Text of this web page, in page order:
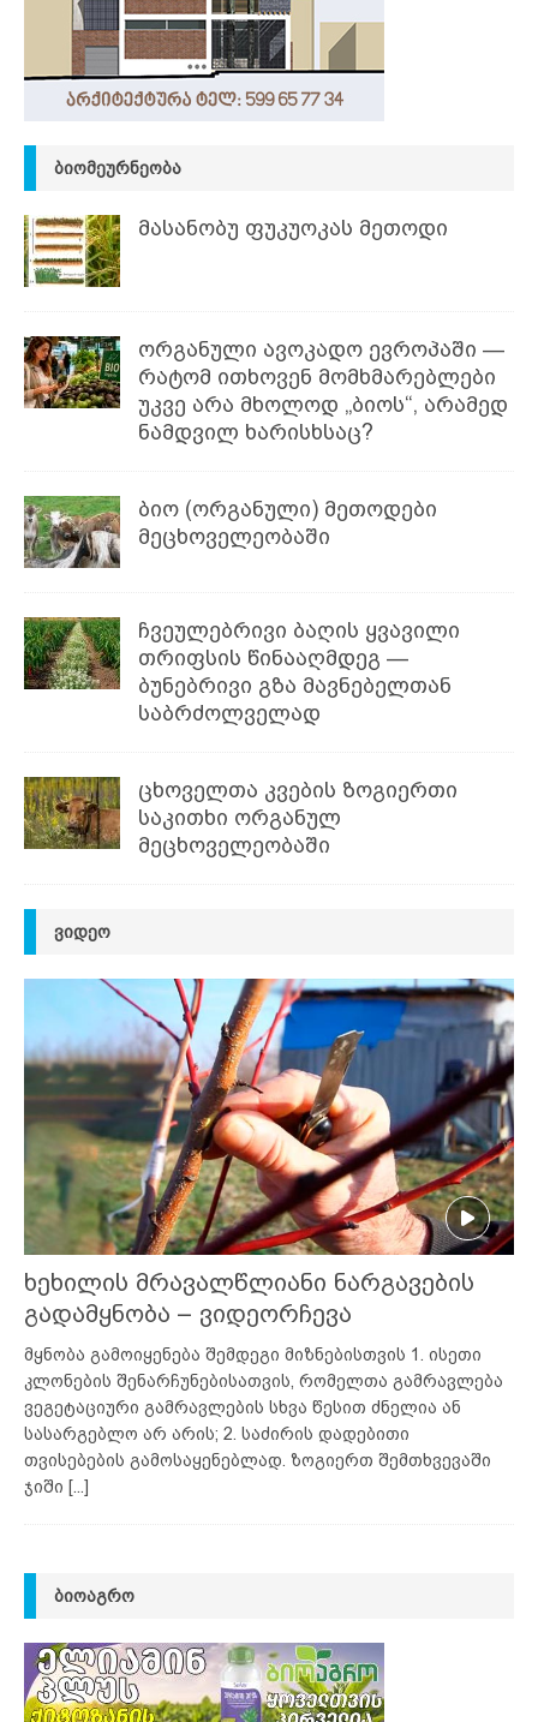
ᲑᲘᲝᲛᲔᲣᲠᲜᲔᲝᲑᲐ
მასანობუ ფუკუოკას მეთოდი
ორგანული ავოკადო ევროპაში —
რატომ ითხოვენ მომხმარებლები
უკვე არა მხოლოდ „ბიოს“, არამედ
ნამდვილ ხარისხსაც?
ბიო (ორგანული) მეთოდები
მეცხოველეობაში
ჩვეულებრივი ბაღის ყვავილი
თრიფსის წინააღმდეგ —
ბუნებრივი გზა მავნებელთან
საბრძოლველად
ცხოველთა კვების ზოგიერთი
საკითხი ორგანულ
მეცხოველეობაში
ᲕᲘᲓᲔᲝ
ხეხილის მრავალწლიანი ნარგავების
გადამყნობა – ვიდეორჩევა
მყნობა გამოიყენება შემდეგი მიზნებისთვის 1. ისეთი
კლონების შენარჩუნებისათვის, რომელთა გამრავლება
ვეგეტაციური გამრავლების სხვა წესით ძნელია ან
სასარგებლო არ არის; 2. საძირის დადებითი
თვისებების გამოსაყენებლად. ზოგიერთ შემთხვევაში
ჯიში [...]
ᲑᲘᲝᲐᲒᲠᲝ